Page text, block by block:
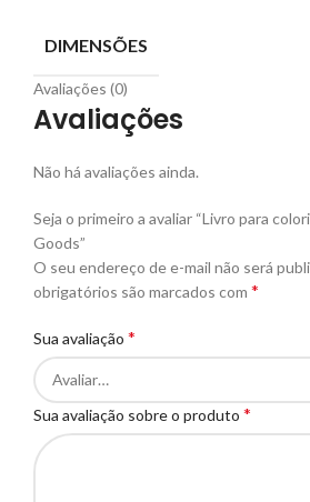
DIMENSÕES
Avaliações (0)
Avaliações
Não há avaliações ainda.
Seja o primeiro a avaliar “Livro para
Goods”
O seu endereço de e-mail não será
obrigatórios são marcados com *
Sua avaliação *
Sua avaliação sobre o produto *